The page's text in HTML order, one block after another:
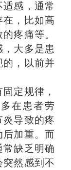
感，通常
，比如高
疼痛等。
大多是患
的，以前并
定规律，
在患者劳
炎导致的疼
加重。而
缺乏明确
然感到不